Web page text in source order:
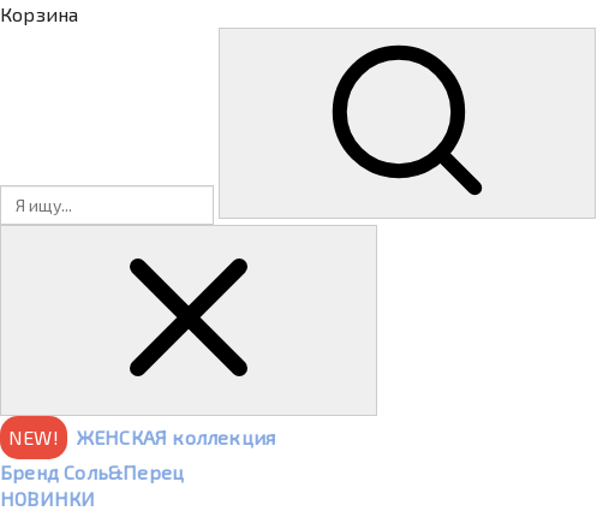
Корзина
NEW!
ЖЕНСКАЯ коллекция
Бренд Соль&Перец
НОВИНКИ